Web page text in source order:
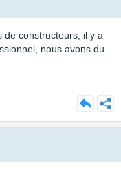
de constructeurs, il y a
nous avons du